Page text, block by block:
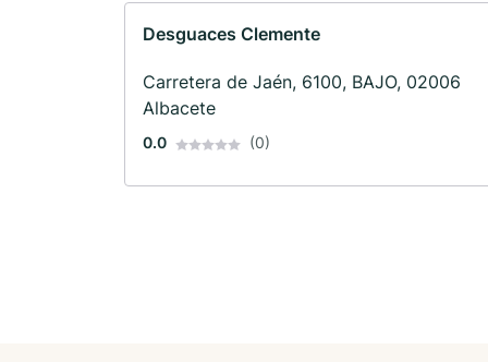
Desguaces Clemente
Carretera de Jaén, 6100, BAJO, 02006
Albacete
0.0 (0)